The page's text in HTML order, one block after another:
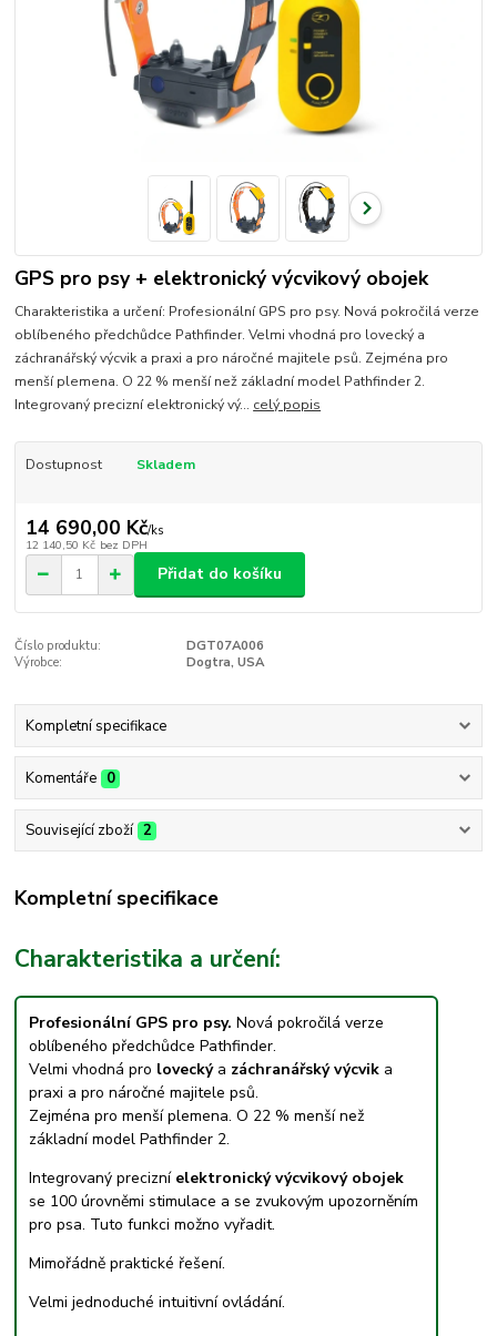
GPS pro psy + elektronický výcvikový obojek
Charakteristika a určení: Profesionální GPS pro psy. Nová pokročilá verze
oblíbeného předchůdce Pathfinder. Velmi vhodná pro lovecký a
záchranářský výcvik a praxi a pro náročné majitele psů. Zejména pro
menší plemena. O 22 % menší než základní model Pathfinder 2.
Integrovaný precizní elektronický vý... celý popis
Dostupnost Skladem
14 690,00 Kč/ks
12 140,50 Kč bez DPH
Přidat do košíku
Číslo produktu:
DGT07A006
Výrobce:
Dogtra, USA
Kompletní specifikace
Komentáře 0
Související zboží 2
Kompletní specifikace
Charakteristika a určení:
Profesionální GPS pro psy.Nová pokročilá verze
oblíbeného předchůdce Pathfinder.
Velmi vhodná pro loveckýa záchranářský výcvik a
praxi a pro náročné majitele psů.
Zejména pro menší plemena. O 22 % menší než
základní model Pathfinder 2.
Integrovaný precizní elektronický výcvikový obojek
se 100 úrovněmi stimulace a se zvukovým upozorněním
pro psa. Tuto funkci možno vyřadit.
Mimořádně praktické řešení.
Velmi jednoduché intuitivní ovládání.